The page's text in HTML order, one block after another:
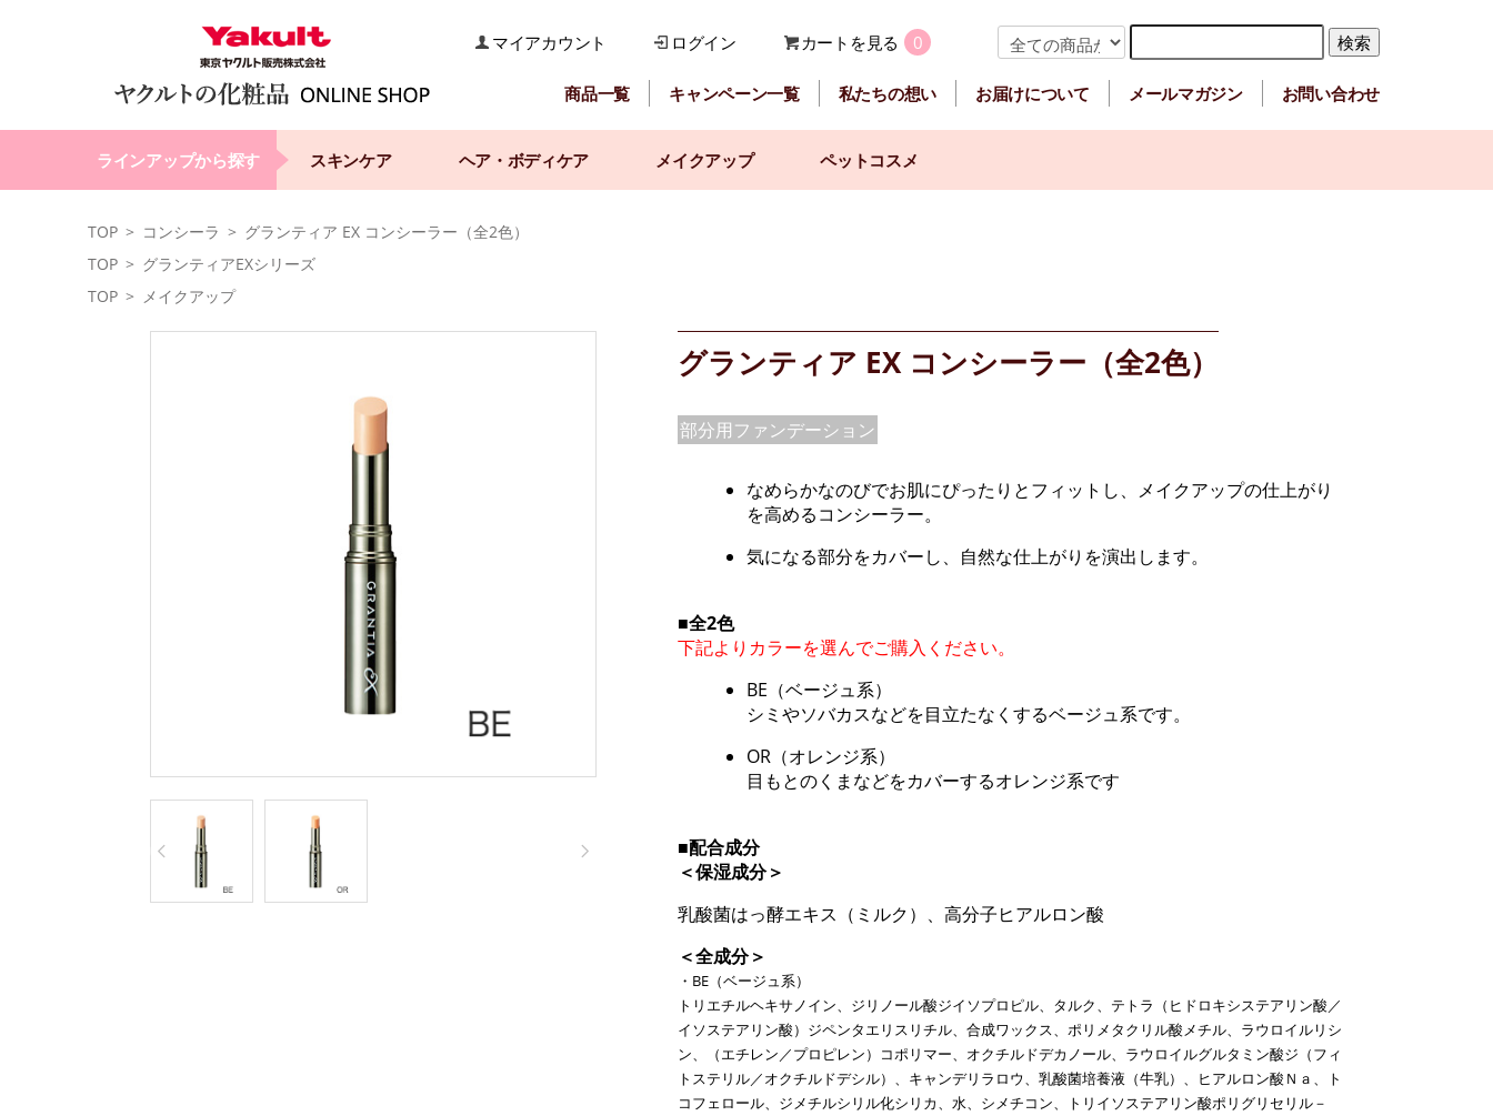
マイアカウント ログイン カートを見る 0
商品一覧 キャンペーン一覧 私たちの想い お届けについて メールマガジン お問い合わせ
ラインアップから探す スキンケア ヘア・ボディケア メイクアップ ペットコスメ
TOP コンシーラ
グランティア EX コンシーラー（全2色）
TOP
グランティアEXシリーズ
TOP
メイクアップ
グランティア EX コンシーラー（全2色）
部分用ファンデーション
なめらかなのびでお肌にぴったりとフィットし、メイクアップの仕上がり
を高めるコンシーラー。
気になる部分をカバーし、自然な仕上がりを演出します。
■全2色
下記よりカラーを選んでご購入ください。
BE（ベージュ系）
シミやソバカスなどを目立たなくするベージュ系です。
OR（オレンジ系）
目もとのくまなどをカバーするオレンジ系です
■配合成分
＜保湿成分＞
乳酸菌はっ酵エキス（ミルク）、高分子ヒアルロン酸
＜全成分＞
・BE（ベージュ系）
トリエチルヘキサノイン、ジリノール酸ジイソプロピル、タルク、テトラ（ヒドロキシステアリン酸／
イソステアリン酸）ジペンタエリスリチル、合成ワックス、ポリメタクリル酸メチル、ラウロイルリシ
ン、（エチレン／プロピレン）コポリマー、オクチルドデカノール、ラウロイルグルタミン酸ジ（フィ
トステリル／オクチルドデシル）、キャンデリラロウ、乳酸菌培養液（牛乳）、ヒアルロン酸Ｎａ、ト
コフェロール、ジメチルシリル化シリカ、水、シメチコン、トリイソステアリン酸ポリグリセリル－